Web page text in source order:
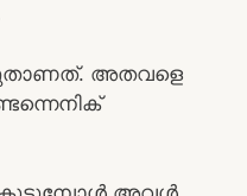
അതവളെ